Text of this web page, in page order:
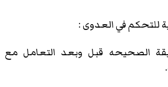
للتحكم في العدوى :
الصحيحه قبل وبعد التعامل مع